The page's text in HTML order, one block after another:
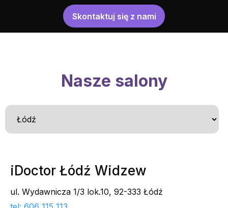
Skontaktuj się z nami
Nasze salony
iDoctor Łódź Widzew
ul. Wydawnicza 1/3 lok.10, 92-333 Łódź